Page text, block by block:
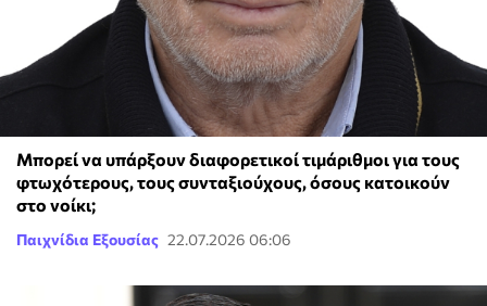
Μπορεί να υπάρξουν διαφορετικοί τιμάριθμοι για τους
φτωχότερους, τους συνταξιούχους, όσους κατοικούν
στο νοίκι;
Παιχνίδια Εξουσίας 22.07.2026 06:06